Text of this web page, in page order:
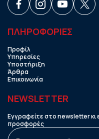
ΠΛΗΡΟΦΟΡΙΕΣ
Προφίλ
Υπηρεσίες
Υποστήριξη
Άρθρα
Επικοινωνία
NEWSLETTER
Εγγραφείτε στο newsletter κι
προσφορές